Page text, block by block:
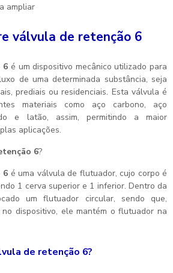
ampliar
válvula de retenção 6
6 é um dispositivo mecânico utilizado para
de uma determinada substância, seja
prediais ou residenciais. Esta válvula é
materiais como aço carbono, aço
e latão, assim, permitindo a maior
aplicações.
6?
6 é uma válvula de flutuador, cujo corpo é
1 cerva superior e 1 inferior. Dentro da
um flutuador circular, sendo que,
dispositivo, ele mantém o flutuador na
de retenção 6?